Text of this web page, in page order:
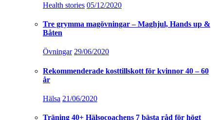
Health stories 05/12/2020
Tre grymma magövningar – Maghjul, Hands up &
Båten
Övningar 29/06/2020
Rekommenderade kosttillskott för kvinnor 40 – 60
år
Hälsa 21/06/2020
Träning 40+ Hälsocoachens 7 bästa råd för högt